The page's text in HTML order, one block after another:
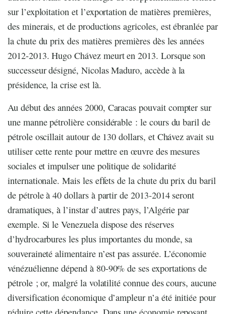
sur l’exploitation et l’exportation de matières premières,
des minerais, et de productions agricoles, est ébranlée par
la chute du prix des matières premières dès les années
2012-2013. Hugo Chávez meurt en 2013. Lorsque son
successeur désigné, Nicolas Maduro, accède à la
présidence, la crise est là.
Au début des années 2000, Caracas pouvait compter sur
une manne pétrolière considérable : le cours du baril de
pétrole oscillait autour de 130 dollars, et Chávez avait su
utiliser cette rente pour mettre en œuvre des mesures
sociales et impulser une politique de solidarité
internationale. Mais les effets de la chute du prix du baril
de pétrole à 40 dollars à partir de 2013-2014 seront
dramatiques, à l’instar d’autres pays, l’Algérie par
exemple. Si le Venezuela dispose des réserves
d’hydrocarbures les plus importantes du monde, sa
souveraineté alimentaire n’est pas assurée. L’économie
vénézuélienne dépend à 80-90% de ses exportations de
pétrole ; or, malgré la volatilité connue des cours, aucune
diversification économique d’ampleur n’a été initiée pour